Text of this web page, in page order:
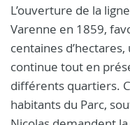
L’ouverture de la
Varenne en 1859,
centaines
continue tout en
différents quartiers.
habitants du Parc,